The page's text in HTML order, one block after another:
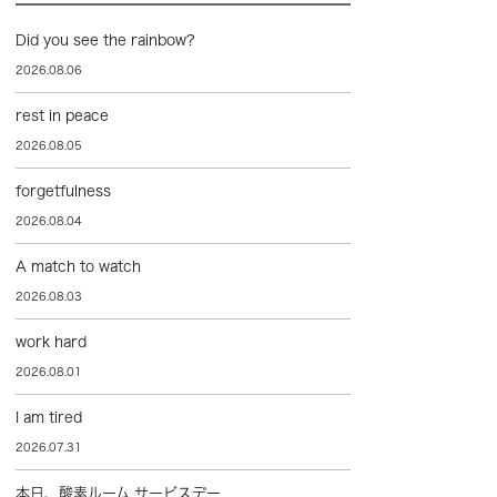
Did you see the rainbow?
2026.08.06
rest in peace
2026.08.05
forgetfulness
2026.08.04
A match to watch
2026.08.03
work hard
2026.08.01
I am tired
2026.07.31
本日、酸素ルーム サービスデー